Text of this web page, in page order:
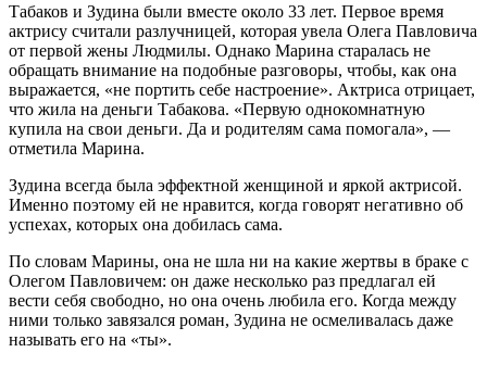
Табаков и Зудина были вместе около 33 лет. Первое время
актрису считали разлучницей, которая увела Олега Павловича
от первой жены Людмилы. Однако Марина старалась не
обращать внимание на подобные разговоры, чтобы, как она
выражается, «не портить себе настроение». Актриса отрицает,
что жила на деньги Табакова. «Первую однокомнатную
купила на свои деньги. Да и родителям сама помогала», —
отметила Марина.
Зудина всегда была эффектной женщиной и яркой актрисой.
Именно поэтому ей не нравится, когда говорят негативно об
успехах, которых она добилась сама.
По словам Марины, она не шла ни на какие жертвы в браке с
Олегом Павловичем: он даже несколько раз предлагал ей
вести себя свободно, но она очень любила его. Когда между
ними только завязался роман, Зудина не осмеливалась даже
называть его на «ты».